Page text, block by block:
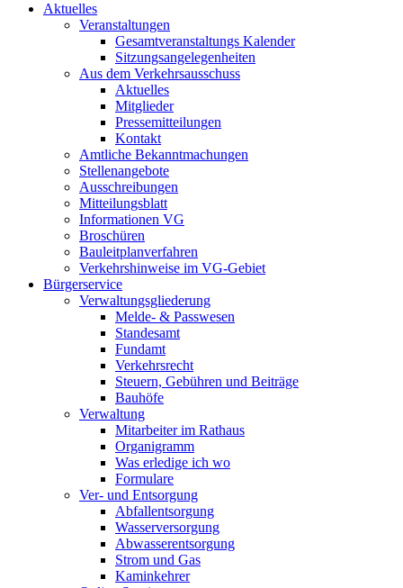
Aktuelles
Veranstaltungen
Gesamtveranstaltungs Kalender
Sitzungsangelegenheiten
Aus dem Verkehrsausschuss
Aktuelles
Mitglieder
Pressemitteilungen
Kontakt
Amtliche Bekanntmachungen
Stellenangebote
Ausschreibungen
Mitteilungsblatt
Informationen VG
Broschüren
Bauleitplanverfahren
Verkehrshinweise im VG-Gebiet
Bürgerservice
Verwaltungsgliederung
Melde- & Passwesen
Standesamt
Fundamt
Verkehrsrecht
Steuern, Gebühren und Beiträge
Bauhöfe
Verwaltung
Mitarbeiter im Rathaus
Organigramm
Was erledige ich wo
Formulare
Ver- und Entsorgung
Abfallentsorgung
Wasserversorgung
Abwasserentsorgung
Strom und Gas
Kaminkehrer